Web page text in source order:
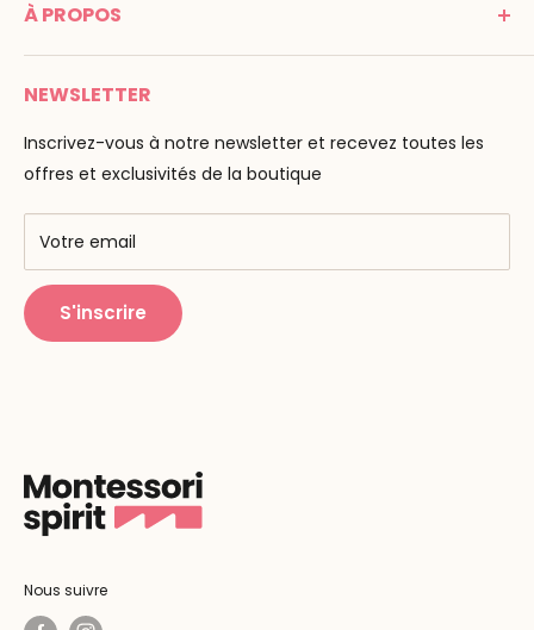
Tél : 05 53 61 21 26
Email :info@montessori-spirit.com
Mentions légales
Paiement
Livraison
F.A.Q
À PROPOS
Montessori Spirit
Maria Montessori
La pédagogie
Nos marques
Centres de formation
Public Montessori
NEWSLETTER
Inscrivez-vous à notre newsletter et recevez toutes les
offres et exclusivités de la boutique
Votre email
S'inscrire
Nous suivre